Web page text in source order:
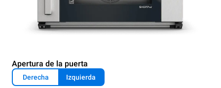
Apertura de la puerta
Derecha Izquierda